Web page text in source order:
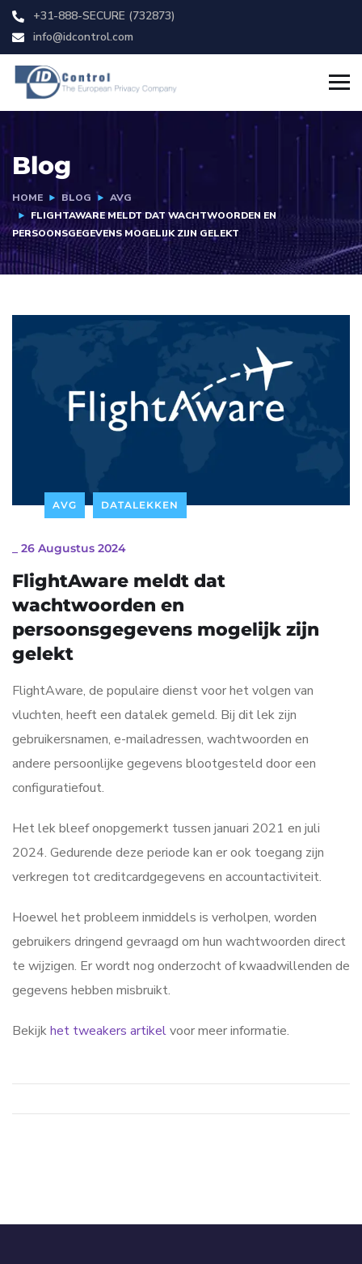
+31-888-SECURE (732873)
info@idcontrol.com
Blog
HOME BLOG
AVG
FLIGHTAWARE MELDT DAT WACHTWOORDEN EN
PERSOONSGEGEVENS MOGELIJK ZIJN GELEKT
AVG DATALEKKEN
26 Augustus 2024
FlightAware meldt dat
wachtwoorden en
persoonsgegevens mogelijk zijn
gelekt
FlightAware, de populaire dienst voor het volgen van
vluchten, heeft een datalek gemeld. Bij dit lek zijn
gebruikersnamen, e-mailadressen, wachtwoorden en
andere persoonlijke gegevens blootgesteld door een
configuratiefout.
Het lek bleef onopgemerkt tussen januari 2021 en juli
2024. Gedurende deze periode kan er ook toegang zijn
verkregen tot creditcardgegevens en accountactiviteit.
Hoewel het probleem inmiddels is verholpen, worden
gebruikers dringend gevraagd om hun wachtwoorden direct
te wijzigen. Er wordt nog onderzocht of kwaadwillenden de
gegevens hebben misbruikt.
Bekijkhet tweakers artikelvoor meer informatie.